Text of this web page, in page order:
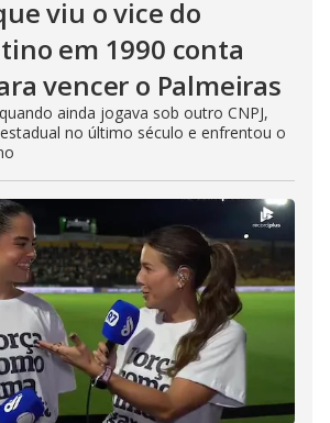
viu o vice do
em 1990 conta
vencer o Palmeiras
ainda jogava sob outro CNPJ,
no último século e enfrentou o